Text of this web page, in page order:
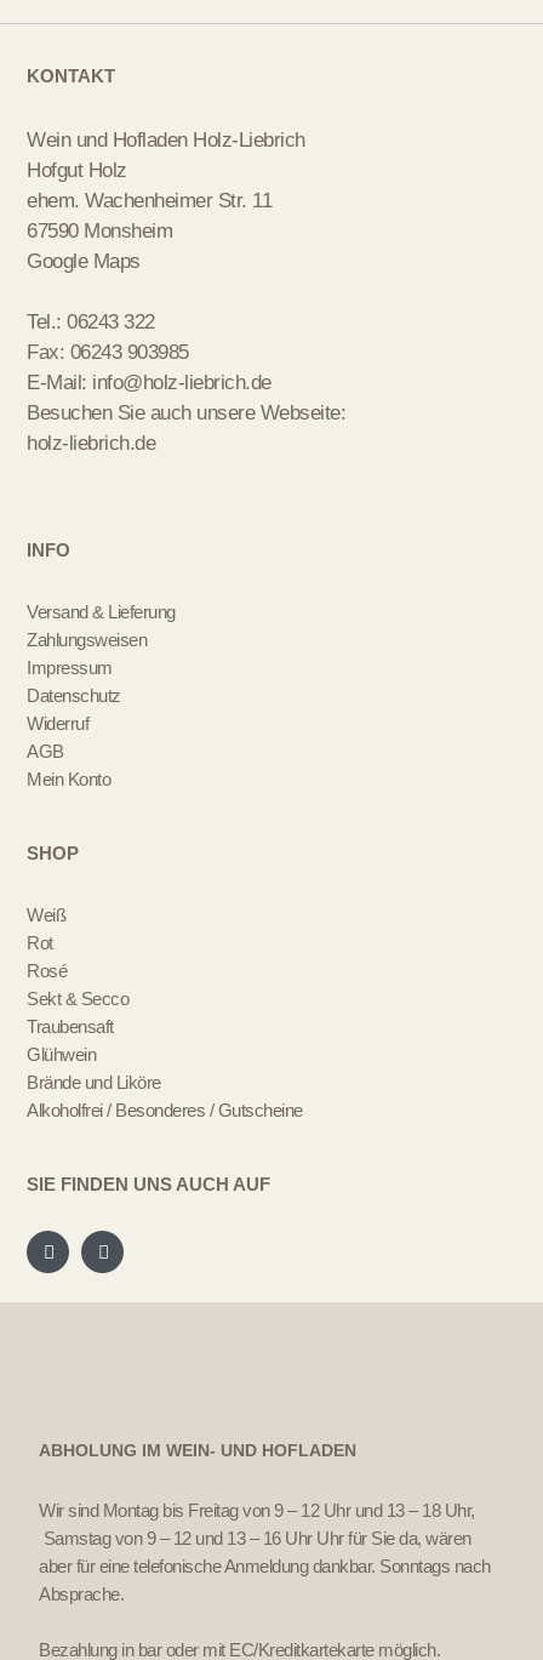
KONTAKT
Wein und Hofladen Holz-Liebrich
Hofgut Holz
ehem. Wachenheimer Str. 11
67590 Monsheim
Google Maps
Tel.: 06243 322
Fax: 06243 903985
E-Mail: info@holz-liebrich.de
Besuchen Sie auch unsere Webseite:
holz-liebrich.de
INFO
Versand & Lieferung
Zahlungsweisen
Impressum
Datenschutz
Widerruf
AGB
Mein Konto
SHOP
Weiß
Rot
Rosé
Sekt & Secco
Traubensaft
Glühwein
Brände und Liköre
Alkoholfrei / Besonderes / Gutscheine
SIE FINDEN UNS AUCH AUF
ABHOLUNG IM WEIN- UND HOFLADEN
Wir sind Montag bis Freitag von 9 – 12 Uhr und 13 – 18 Uhr,
Samstag von 9 – 12 und 13 – 16 Uhr Uhr für Sie da, wären
aber für eine telefonische Anmeldung dankbar. Sonntags nach
Absprache.
Bezahlung in bar oder mit EC/Kreditkartekarte möglich.